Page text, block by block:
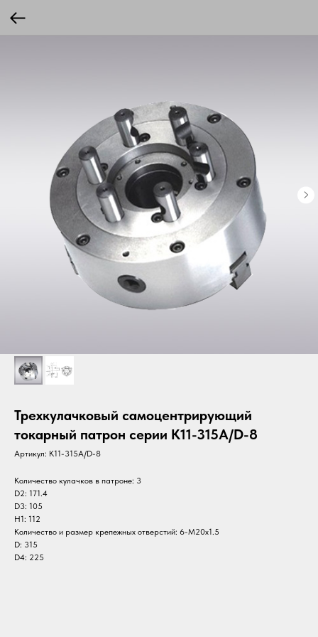
Трехкулачковый самоцентрирующий
токарный патрон серии K11-315A/D-8
Артикул: K11-315A/D-8
Количество кулачков в патроне: 3
D2: 171.4
D3: 105
H1: 112
Количество и размер крепежных отверстий: 6-M20х1.5
D: 315
D4: 225